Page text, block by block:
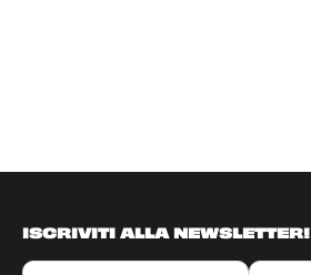
ISCRIVITI ALLA NEWSLETTER!